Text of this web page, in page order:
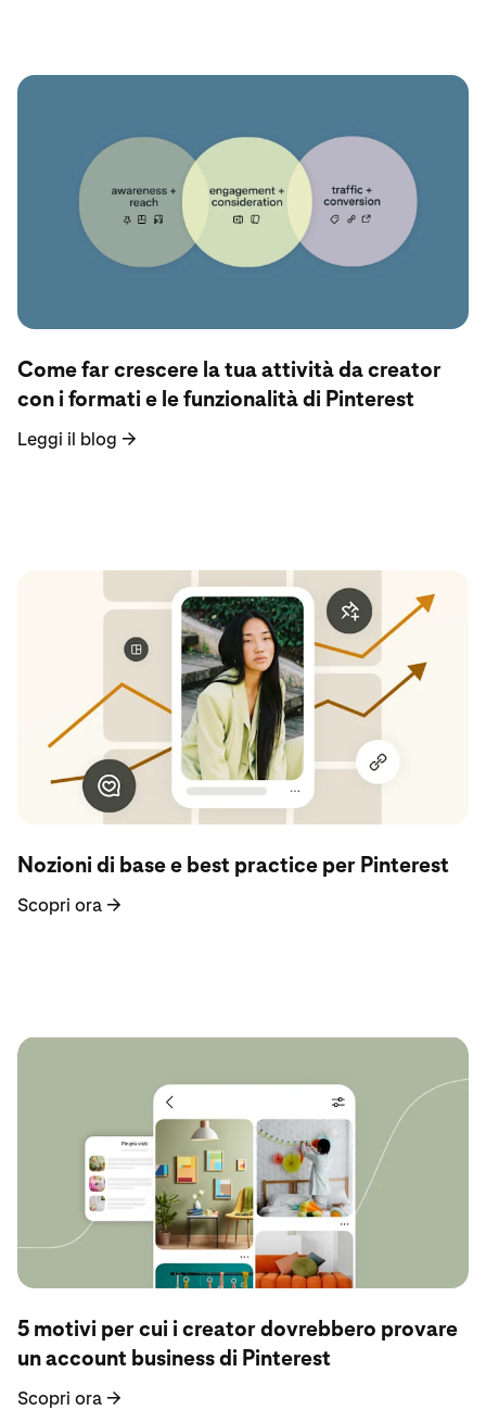
Come far crescere la tua attività da creator
con i formati e le funzionalità di Pinterest
Leggi il blog →
Nozioni di base e best practice per Pinterest
Scopri ora →
5 motivi per cui i creator dovrebbero provare
un account business di Pinterest
Scopri ora →